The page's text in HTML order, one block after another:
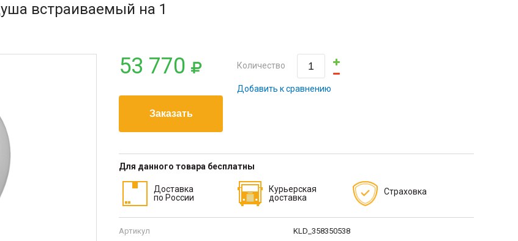
встраиваемый на 1
53 770 Количество
Добавить к сравнению
Для данного товара бесплатны
Доставка
по России
Курьерская
доставка
Страховка
Артикул
KLD_358350538